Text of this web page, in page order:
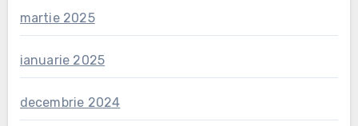
martie 2025
ianuarie 2025
decembrie 2024